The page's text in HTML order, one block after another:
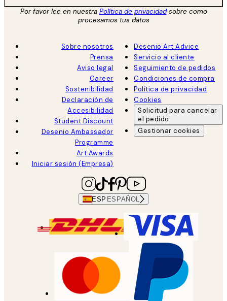
Por favor lee en nuestra Política de privacidadsobre como
procesamos tus datos
Sobre nosotros
Prensa
Aviso legal
Career
Sostenibilidad
Declaración de
Accesibilidad
Student Discount
Desenio Ambassador
Programme
Art Awards
Iniciar sesión (Empresa)
Desenio Art Advice
Servicio al cliente
Seguimiento de pedidos
Condiciones de compra
Política de privacidad
Cookies
Solicitud para cancelar
el pedido
Gestionar cookies
ESP ESPAÑOL